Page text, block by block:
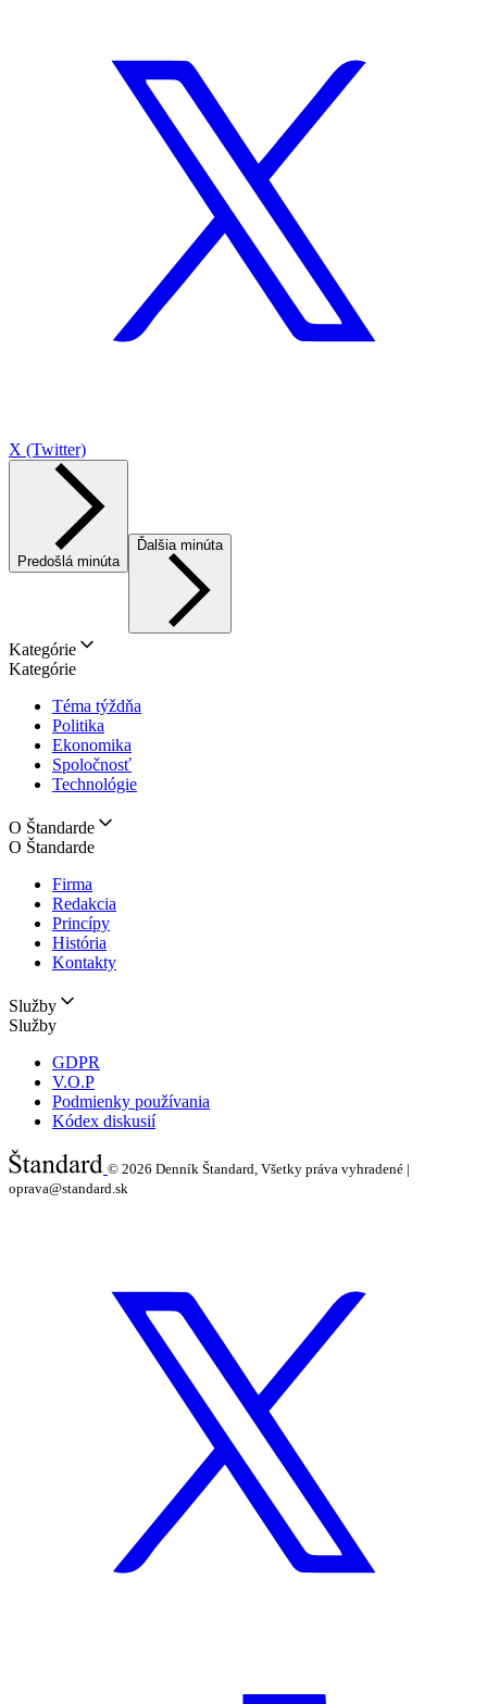
X (Twitter)
Predošlá minúta
Ďalšia minúta
Kategórie
Kategórie
Téma týždňa
Politika
Ekonomika
Spoločnosť
Technológie
O Štandarde
O Štandarde
Firma
Redakcia
Princípy
História
Kontakty
Služby
Služby
GDPR
V.O.P
Podmienky používania
Kódex diskusií
© 2026 Denník Štandard, Všetky práva vyhradené |
oprava@standard.sk